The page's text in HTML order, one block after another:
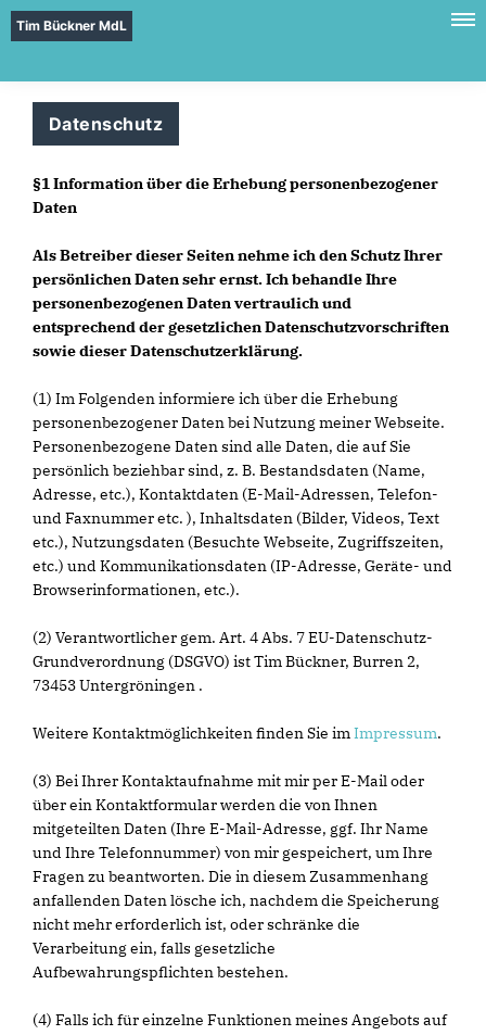
Tim Bückner MdL
Datenschutz
§1 Information über die Erhebung personenbezogener
Daten
Als Betreiber dieser Seiten nehme ich den Schutz Ihrer
persönlichen Daten sehr ernst. Ich behandle Ihre
personenbezogenen Daten vertraulich und
entsprechend der gesetzlichen Datenschutzvorschriften
sowie dieser Datenschutzerklärung.
(1) Im Folgenden informiere ich über die Erhebung
personenbezogener Daten bei Nutzung meiner Webseite.
Personenbezogene Daten sind alle Daten, die auf Sie
persönlich beziehbar sind, z. B. Bestandsdaten (Name,
Adresse, etc.), Kontaktdaten (E-Mail-Adressen, Telefon-
und Faxnummer etc. ), Inhaltsdaten (Bilder, Videos, Text
etc.), Nutzungsdaten (Besuchte Webseite, Zugriffszeiten,
etc.) und Kommunikationsdaten (IP-Adresse, Geräte- und
Browserinformationen, etc.).
(2) Verantwortlicher gem. Art. 4 Abs. 7 EU-Datenschutz-
Grundverordnung (DSGVO) ist Tim Bückner, Burren 2,
73453 Untergröningen .
Weitere Kontaktmöglichkeiten finden Sie imImpressum.
(3) Bei Ihrer Kontaktaufnahme mit mir per E-Mail oder
über ein Kontaktformular werden die von Ihnen
mitgeteilten Daten (Ihre E-Mail-Adresse, ggf. Ihr Name
und Ihre Telefonnummer) von mir gespeichert, um Ihre
Fragen zu beantworten. Die in diesem Zusammenhang
anfallenden Daten lösche ich, nachdem die Speicherung
nicht mehr erforderlich ist, oder schränke die
Verarbeitung ein, falls gesetzliche
Aufbewahrungspflichten bestehen.
(4) Falls ich für einzelne Funktionen meines Angebots auf